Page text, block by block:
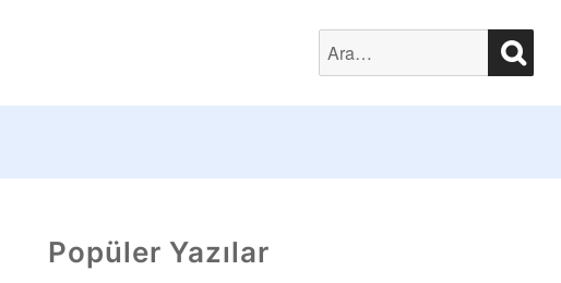
for:
Popüler Yazılar